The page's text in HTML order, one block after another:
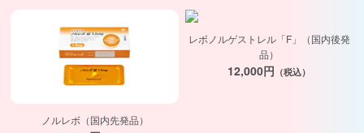
ノルレボ（国内先発品）
レボノルゲストレル「F」（国内後発
品）
12,000円 （税込）